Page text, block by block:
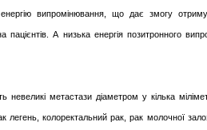
енергію випромінювання, що дає змогу
пацієнтів. А низька енергія позитронного
метастази діаметром у кілька
легень, колоректальний рак, рак молочної